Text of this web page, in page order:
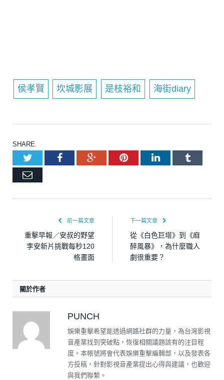
侯孝賢 坎城影展 是枝裕和 海街diary
SHARE.
TwitterFacebookGoogle+PinterestLinkedInTumblr
Email
前一篇文章
重擊早報／安叔的野望
李安新片挑戰每秒120
格畫面
下一篇文章
從《白色巨塔》到《麻
醉風暴》，為什麼職人
劇很重要？
關於作者
PUNCH
娛樂重擊希望能透過網路社群的力量，為台灣影視
音產業找到突破點，恢復相關議題該有的注目程
度。本帳號將會代表娛樂重擊編輯部，以及發表各
方投稿，針對影視音產業提出心得與建議，也歡迎
與我們聯繫。